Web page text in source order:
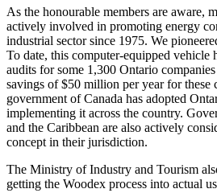
As the honourable members are aware,
actively involved in promoting energy
industrial sector since 1975. We
To date, this computer-equipped vehicle
audits for some 1,300 Ontario
savings of $50 million per year for these
government of Canada has adopted
implementing it across the country.
and the Caribbean are also actively
concept in their jurisdiction.
The Ministry of Industry and Tourism
getting the Woodex process into actual